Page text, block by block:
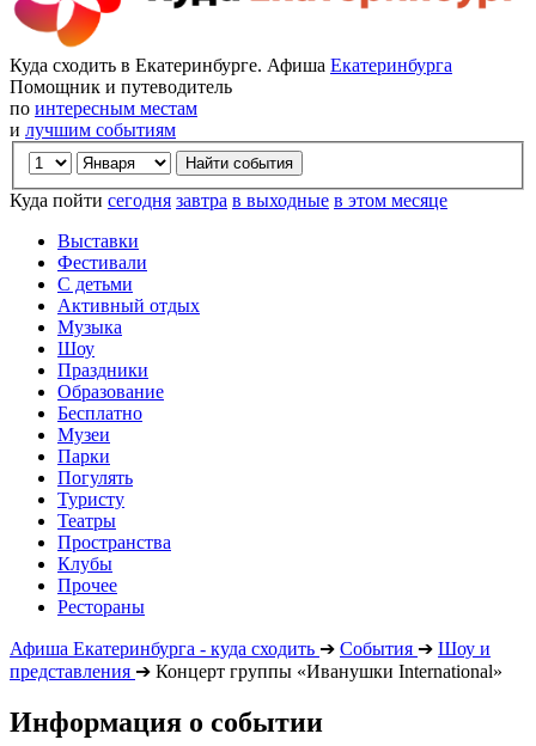
Куда сходить в Екатеринбурге. Афиша Екатеринбурга
Помощник и путеводитель
по интересным местам
и лучшим событиям
Куда пойти сегодня завтра в выходные в этом месяце
Выставки
Фестивали
С детьми
Активный отдых
Музыка
Шоу
Праздники
Образование
Бесплатно
Музеи
Парки
Погулять
Туристу
Театры
Пространства
Клубы
Прочее
Рестораны
Афиша Екатеринбурга - куда сходить ➔ События ➔ Шоу и
представления ➔ Концерт группы «Иванушки International»
Информация о событии